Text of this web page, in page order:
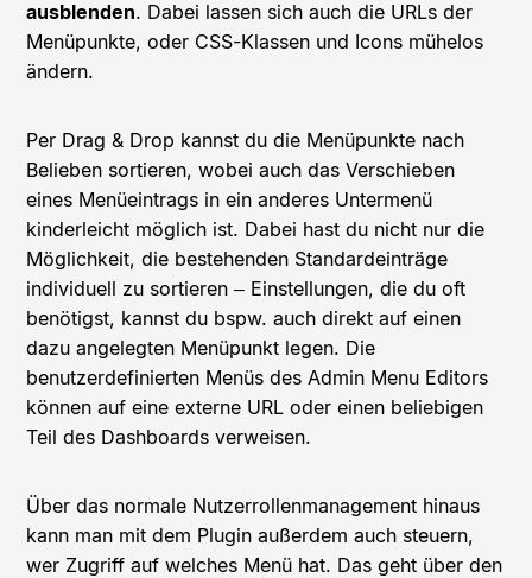
ausblenden. Dabei lassen sich auch die URLs der
Menüpunkte, oder CSS-Klassen und Icons mühelos
ändern.
Per Drag & Drop kannst du die Menüpunkte nach
Belieben sortieren, wobei auch das Verschieben
eines Menüeintrags in ein anderes Untermenü
kinderleicht möglich ist. Dabei hast du nicht nur die
Möglichkeit, die bestehenden Standardeinträge
individuell zu sortieren – Einstellungen, die du oft
benötigst, kannst du bspw. auch direkt auf einen
dazu angelegten Menüpunkt legen. Die
benutzerdefinierten Menüs des Admin Menu Editors
können auf eine externe URL oder einen beliebigen
Teil des Dashboards verweisen.
Über das normale Nutzerrollenmanagement hinaus
kann man mit dem Plugin außerdem auch steuern,
wer Zugriff auf welches Menü hat. Das geht über den